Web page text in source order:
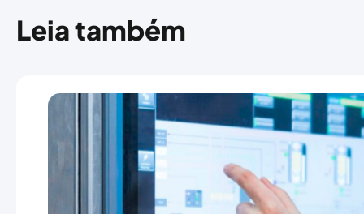
Leia também